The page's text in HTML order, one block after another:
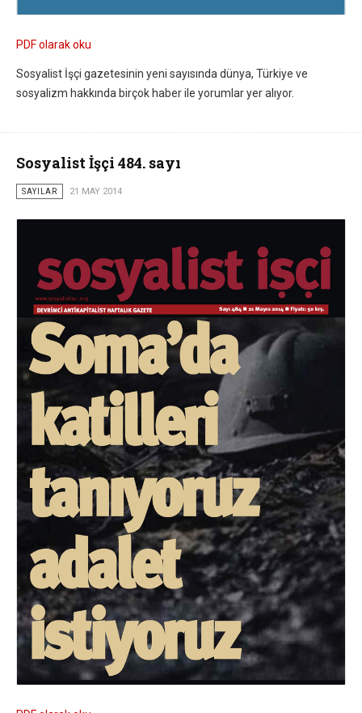
PDF olarak oku
Sosyalist İşçi gazetesinin yeni sayısında dünya, Türkiye ve
sosyalizm hakkında birçok haber ile yorumlar yer alıyor.
Sosyalist İşçi 484. sayı
SAYILAR 21 MAY 2014